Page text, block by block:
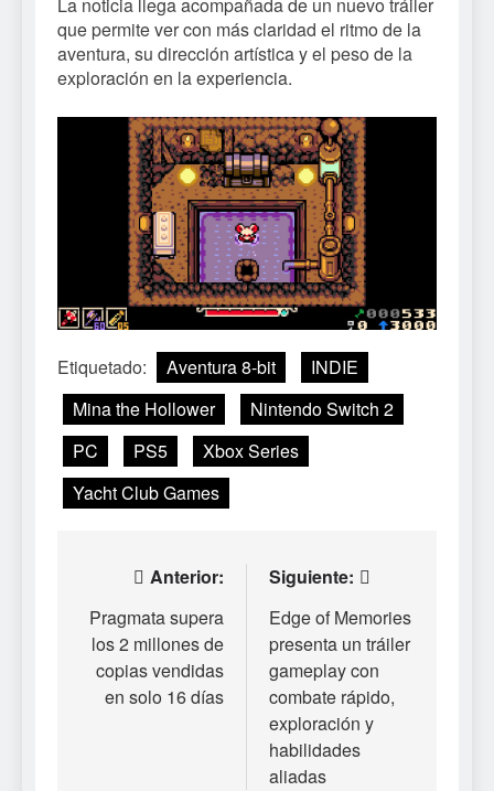
que permite ver con más claridad el ritmo de la
aventura, su dirección artística y el peso de la
exploración en la experiencia.
Etiquetado: Aventura 8-bit
INDIE
Mina the Hollower
Nintendo Switch 2
PC
PS5
Xbox Series
Yacht Club Games
Navegación
de
entradas
Anterior:
Pragmata supera
los 2 millones de
copias vendidas
en solo 16 días
Siguiente:
Edge of Memories
presenta un tráiler
gameplay con
combate rápido,
exploración y
habilidades
aliadas